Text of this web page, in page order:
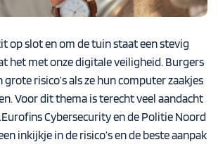
op slot en om de tuin staat een stevig
het met onze digitale veiligheid. Burgers
risico’s als ze hun computer zaakjes
Voor dit thema is terecht veel aandacht
Cybersecurity en de Politie Noord
inkijkje in de risico’s en de beste aanpak